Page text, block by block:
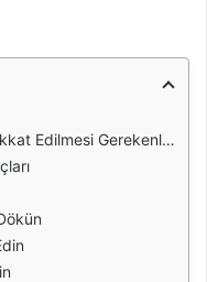
Edilmesi Gerekenler